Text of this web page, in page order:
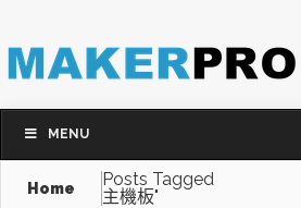
MENU
Home
Posts Tagged
主機板"